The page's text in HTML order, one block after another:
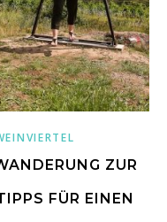
ZUR
FÜR EINEN